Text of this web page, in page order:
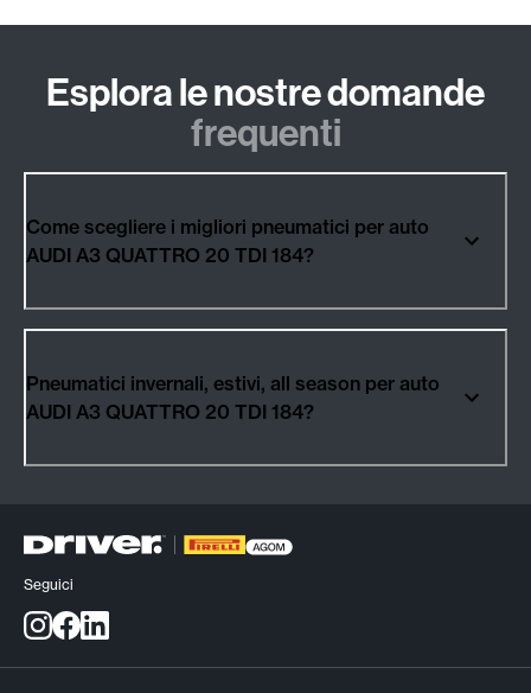
Esplora le nostre domande
frequenti
Come scegliere i migliori pneumatici per auto
AUDI A3 QUATTRO 20 TDI 184?
Pneumatici invernali, estivi, all season per auto
AUDI A3 QUATTRO 20 TDI 184?
Seguici